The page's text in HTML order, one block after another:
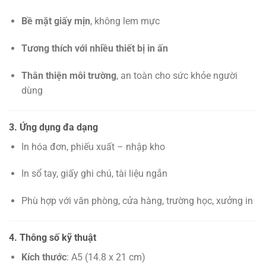
Bề mặt giấy mịn, không lem mực
Tương thích với nhiều thiết bị in ấn
Thân thiện môi trường, an toàn cho sức khỏe người
dùng
3. Ứng dụng đa dạng
In hóa đơn, phiếu xuất – nhập kho
In sổ tay, giấy ghi chú, tài liệu ngắn
Phù hợp với văn phòng, cửa hàng, trường học, xưởng in
4. Thông số kỹ thuật
Kích thước: A5 (14.8 x 21 cm)